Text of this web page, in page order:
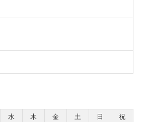
水 木 金 土 日
祝